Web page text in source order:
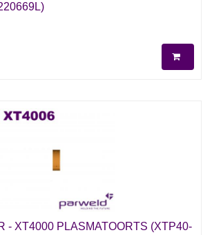
- XT4000 PLASMATOORTS (XTP40-